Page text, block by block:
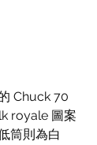
Chuck 70
royale 圖案
筒則為白